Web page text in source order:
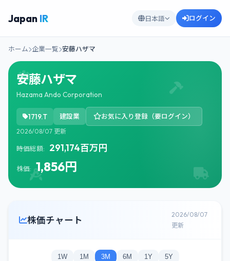
Japan IR 日本語 ログイン
ホーム 企業一覧 安藤ハザマ
安藤ハザマ
Hazama Ando Corporation
1719.T 建設業 お気に入り登録（要ログイン）
2026/08/07 更新
時価総額: 291,174百万円
株価: 1,856円
株価チャート
2026/08/07
更新
1W 1M 3M 6M 1Y 5Y